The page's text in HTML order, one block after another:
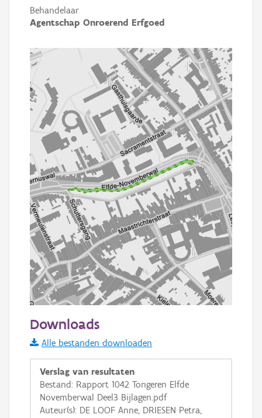
Behandelaar
Agentschap Onroerend Erfgoed
Informatie Vlaanderen
i
+ −
Downloads
Alle bestanden downloaden
Verslag van resultaten
Bestand: Rapport 1042 Tongeren Elfde
Novemberwal Deel3 Bijlagen.pdf
Auteur(s): DE LOOF Anne, DRIESEN Petra,